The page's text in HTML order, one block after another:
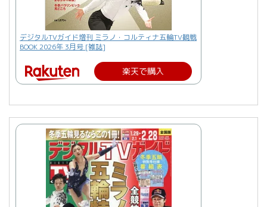
デジタルTVガイド増刊 ミラノ・コルティナ五輪TV観戦
BOOK 2026年 3月号 [雑誌]
楽天で購入